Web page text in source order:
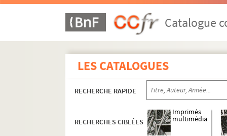
Catalogue
LES CATALOGUES
RECHERCHE RAPIDE
RECHERCHES CIBLÉES
Imprimés
multimédia